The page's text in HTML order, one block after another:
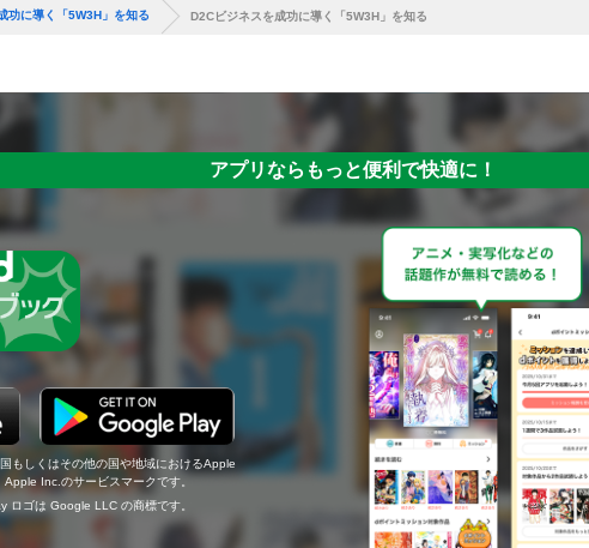
功に導く「5W3H」を知る D2Cビジネスを成功に導く「5W3H」を知る
アプリならもっと便利で快適に！
もしくはその他の国や地域におけるApple
Inc.のサービスマークです。
ゴは Google LLC の商標です。